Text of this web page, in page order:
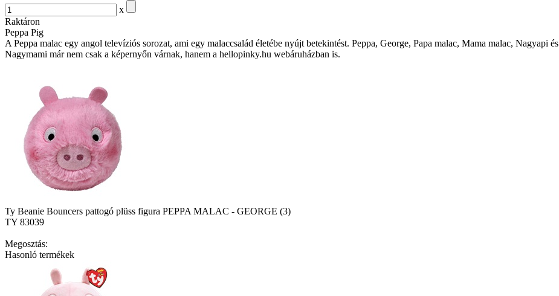
x
Raktáron
Peppa Pig
A Peppa malac egy angol televíziós sorozat, ami egy malaccsalád életébe nyújt betekintést. Peppa, George, Papa malac, Mama malac, Nagyapi és
Nagymami már nem csak a képernyőn várnak, hanem a hellopinky.hu webáruházban is.
Ty Beanie Bouncers pattogó plüss figura PEPPA MALAC - GEORGE (3)
TY 83039
Megosztás:
Hasonló termékek